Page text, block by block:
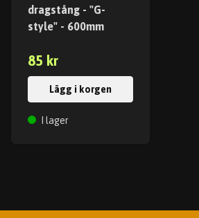
dragstång - "G-
style" - 600mm
85 kr
Lägg i korgen
I lager